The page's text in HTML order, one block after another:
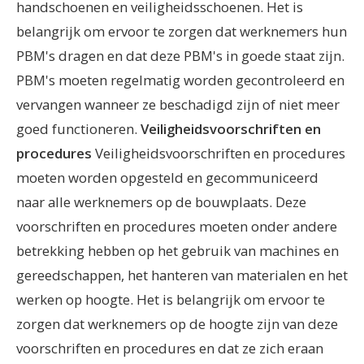
handschoenen en veiligheidsschoenen. Het is
belangrijk om ervoor te zorgen dat werknemers hun
PBM's dragen en dat deze PBM's in goede staat zijn.
PBM's moeten regelmatig worden gecontroleerd en
vervangen wanneer ze beschadigd zijn of niet meer
goed functioneren. Veiligheidsvoorschriften en
procedures Veiligheidsvoorschriften en procedures
moeten worden opgesteld en gecommuniceerd
naar alle werknemers op de bouwplaats. Deze
voorschriften en procedures moeten onder andere
betrekking hebben op het gebruik van machines en
gereedschappen, het hanteren van materialen en het
werken op hoogte. Het is belangrijk om ervoor te
zorgen dat werknemers op de hoogte zijn van deze
voorschriften en procedures en dat ze zich eraan